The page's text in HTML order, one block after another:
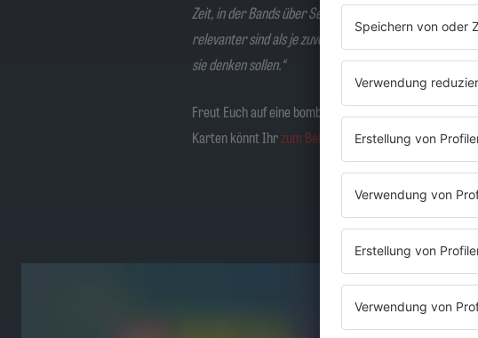
Zeit, in der Bands über Sex, Drugs und Rock ’n’ Roll
relevanter sind als je zuvor. Und selbst jetzt laufen wir
sie denken sollen.“
Freut Euch auf eine bombastische Metalband, die es
Karten könnt Ihrzum Beispiel über diesen Link bestellen